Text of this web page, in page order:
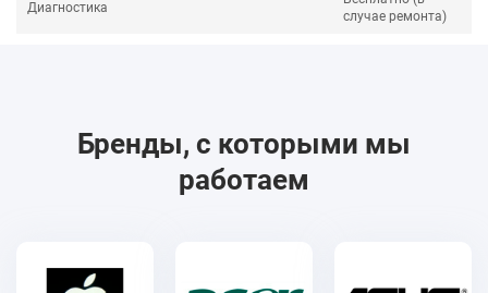
Диагностика
случае ремонта)
Бренды, с которыми мы
работаем